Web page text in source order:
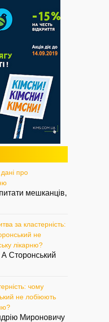
про
мешканців,
за кластерність:
не
лікарню?
Сторонський
чому
не лобіюють
Мироновичу